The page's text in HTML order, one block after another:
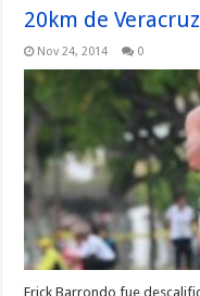
20km de
Nov 24, 2014 0
Erick Barrondo fue